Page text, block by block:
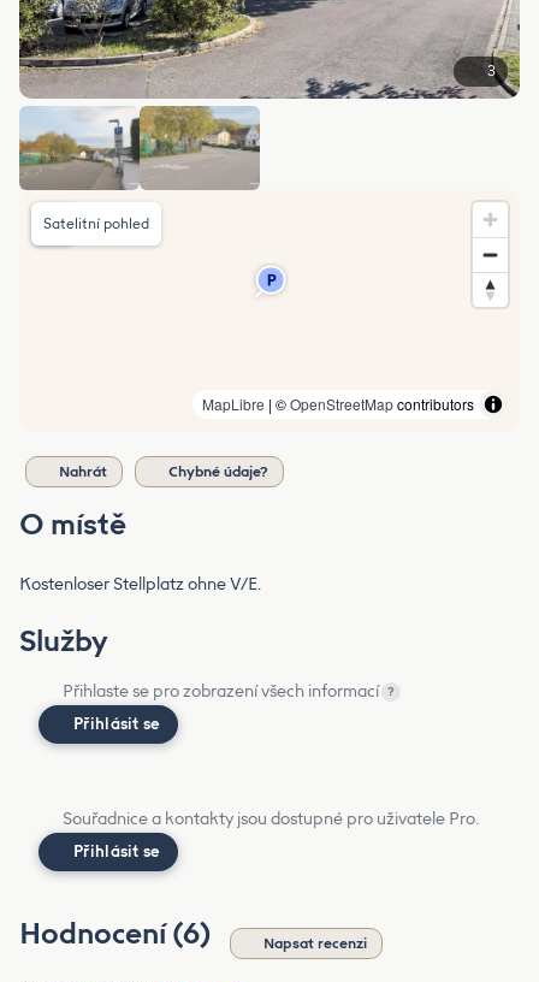
3
MapLibre | ©OpenStreetMapcontributors
Satelitní pohled
Nahrát Chybné údaje?
O místě
Kostenloser Stellplatz ohne V/E.
Služby
Přihlaste se pro zobrazení všech informací ?
Přihlásit se
Souřadnice a kontakty jsou dostupné pro uživatele Pro.
Přihlásit se
Hodnocení (6) Napsat recenzi